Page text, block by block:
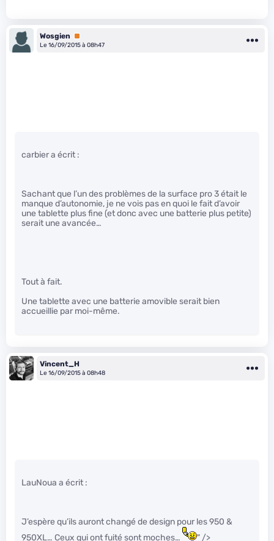
Wosgien
Premium
Le 16/09/2015 à 08h47
carbier a écrit :
Sachant que l’un des problèmes de la surface pro 3 était le
manque d’autonomie, je ne vois pas en quoi le fait d’avoir
une tablette plus fine (et donc avec une batterie plus petite)
serait une avancée…
Tout à fait.
Une tablette avec une batterie amovible serait bien
accueillie par moi-même.
Vincent_H
Le 16/09/2015 à 08h48
LauNoua a écrit :
J’espère qu’ils auront changé de design pour les 950 &
950XL… Ceux qui ont fuité sont moches…
" />